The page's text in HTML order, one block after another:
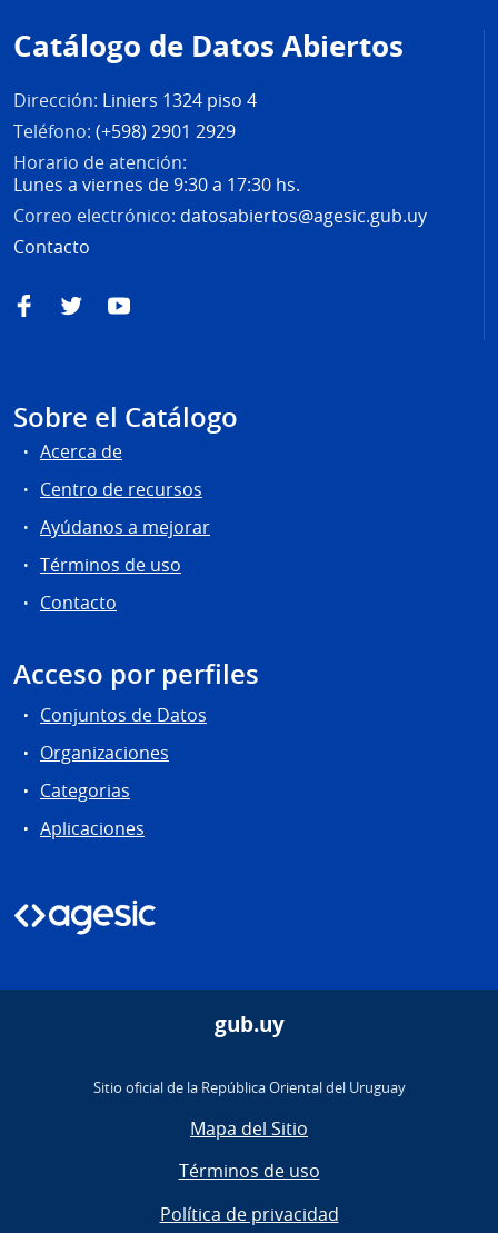
de
página
Catálogo de Datos Abiertos
Dirección: Liniers 1324 piso 4
Teléfono: (+598) 2901 2929
Horario de atención:
Lunes a viernes de 9:30 a 17:30 hs.
Correo electrónico: datosabiertos@agesic.gub.uy
Contacto
FacebookTwitterYouTube
Sobre el Catálogo
Acerca de
Centro de recursos
Ayúdanos a mejorar
Términos de uso
Contacto
Acceso por perfiles
Conjuntos de Datos
Organizaciones
Categorias
Aplicaciones
gub.uy
Sitio oficial de la República Oriental del Uruguay
Mapa del Sitio
Términos de uso
Política de privacidad